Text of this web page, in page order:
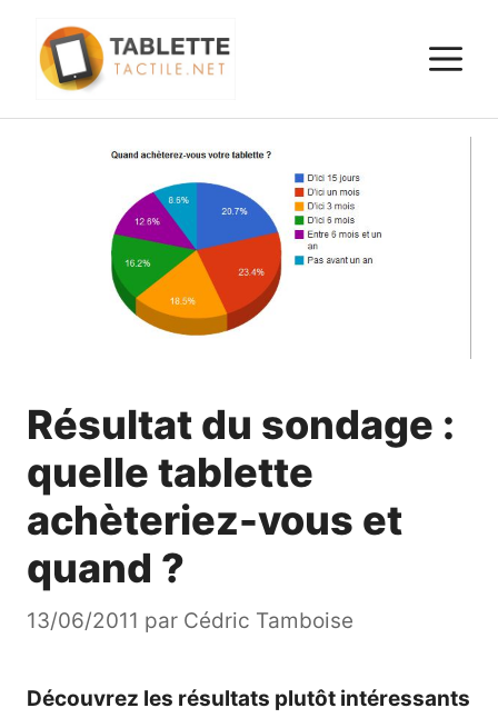
contenu
Résultat du sondage :
quelle tablette
achèteriez-vous et
quand ?
13/06/2011 par Cédric Tamboise
Découvrez les résultats plutôt intéressants